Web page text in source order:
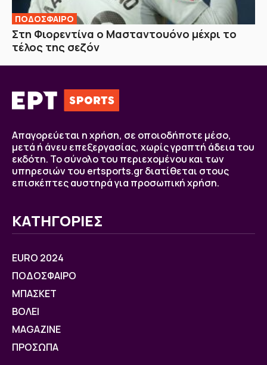
ΠΟΔΟΣΦΑΙΡΟ
Στη Φιορεντίνα ο Μασταντουόνο μέχρι το
τέλος της σεζόν
Απαγορεύεται η χρήση, σε οποιοδήποτε μέσο,
μετά ή άνευ επεξεργασίας, χωρίς γραπτή άδεια του
εκδότη. Το σύνολο του περιεχομένου και των
υπηρεσιών του ertsports.gr διατίθεται στους
επισκέπτες αυστηρά για προσωπική χρήση.
ΚΑΤΗΓΟΡΙΕΣ
EURO 2024
ΠΟΔΟΣΦΑΙΡΟ
ΜΠΑΣΚΕΤ
ΒOΛΕΙ
MAGAZINE
ΠΡΟΣΩΠΑ